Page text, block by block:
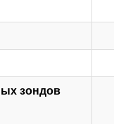
зондов